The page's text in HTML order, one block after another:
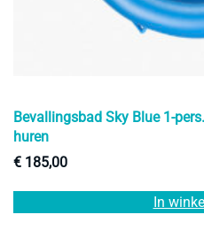
Bevallingsbad Sky Blue 1-
huren
€ 185,00
In